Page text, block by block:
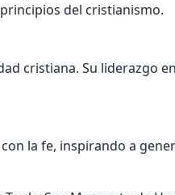
del cristianismo.
cristiana. Su liderazgo
la fe, inspirando a